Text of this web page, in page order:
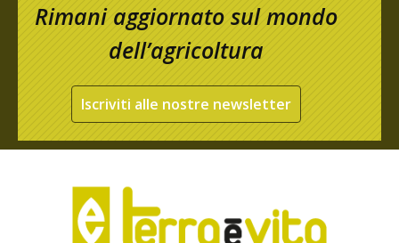
Rimani aggiornato sul mondo
dell’agricoltura
Iscriviti alle nostre newsletter